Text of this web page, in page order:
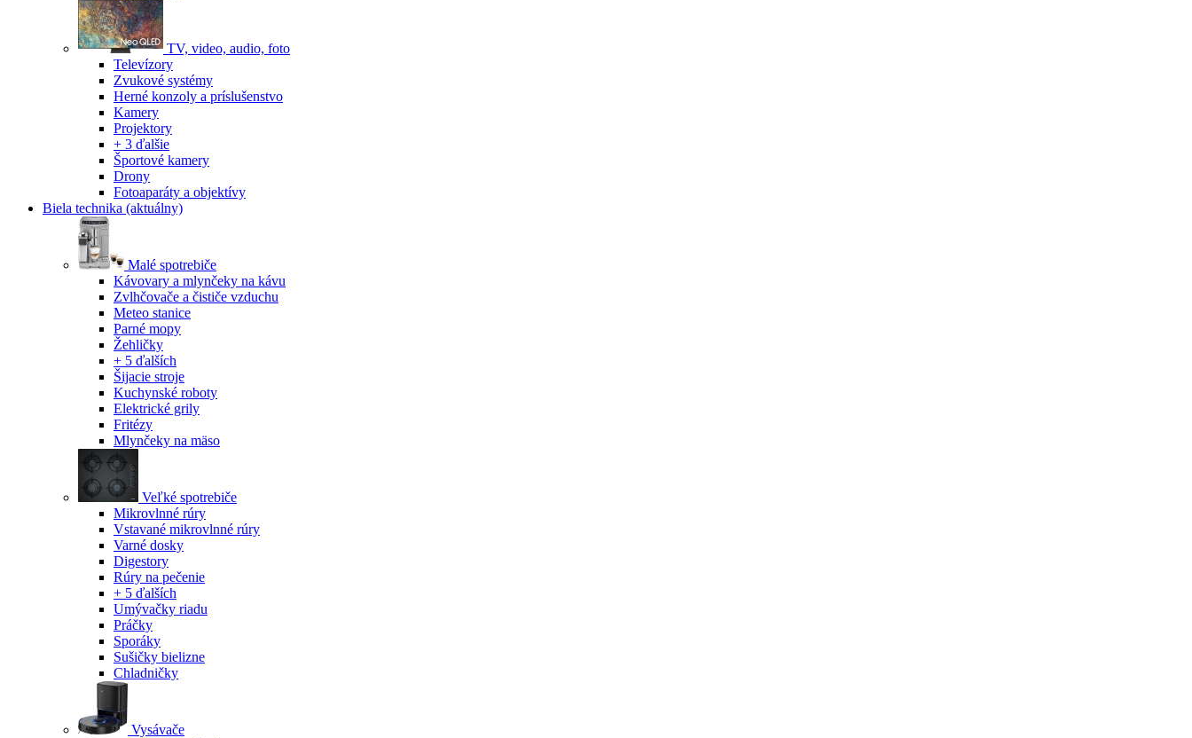
TV, video, audio, foto
Televízory
Zvukové systémy
Herné konzoly a príslušenstvo
Kamery
Projektory
+ 3 ďalšie
Športové kamery
Drony
Fotoaparáty a objektívy
Biela technika (aktuálny)
Malé spotrebiče
Kávovary a mlynčeky na kávu
Zvlhčovače a čističe vzduchu
Meteo stanice
Parné mopy
Žehličky
+ 5 ďalších
Šijacie stroje
Kuchynské roboty
Elektrické grily
Fritézy
Mlynčeky na mäso
Veľké spotrebiče
Mikrovlnné rúry
Vstavané mikrovlnné rúry
Varné dosky
Digestory
Rúry na pečenie
+ 5 ďalších
Umývačky riadu
Práčky
Sporáky
Sušičky bielizne
Chladničky
Vysávače